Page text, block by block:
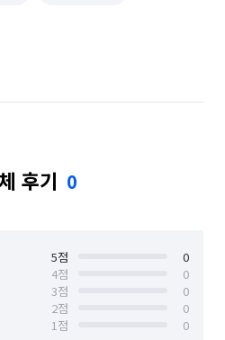
기 성남시 중원구
기 수원시 팔달구
경기 안성시
경기 안양시 만안구
경기 여주시
후기 0
5점
0
4점
0
3점
0
2점
0
1점
0